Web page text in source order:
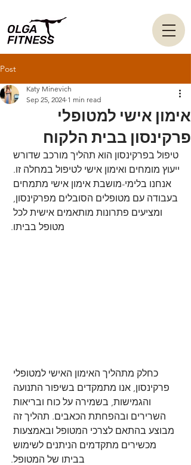
Post
אימון אישי למטופלי
פרקינסון בבית הלקוח
Katy Minevich
Sep 25, 2024 1 min read
טיפול בפרקינסון הוא תהליך מורכב שדורש
ייעוץ מומחים ואימון אישי לטיפול במחלה זו.
אנחנו בלימי-מושבת אימון אישי מתמחים
בעבודה עם מטופלים הסובלים מפרקינסון,
ומציעים פתרונות מותאמים אישית לכל
מטופל בביתו.
כחלק מתהליך האימון האישי למטופלי
פרקינסון, אנו מתמקדים בשיפור התנועה
והגמישות, בשמירה על כוח ובריאות
השרירים ובהפחתת הכאבים. תהליך זה
מבוצע בהתאם לצרכי המטופל ובאמצעות
מכשירים מתקדמים הניתנים לשימוש